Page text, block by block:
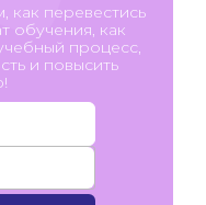
перевестись
обучения, как
процесс,
и повысить